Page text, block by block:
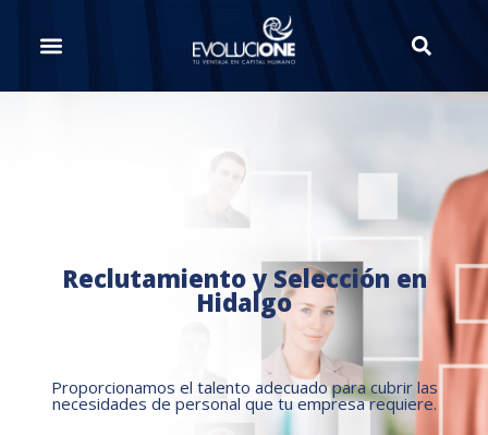
Reclutamiento y Selección en
Hidalgo
Proporcionamos el talento adecuado para cubrir las
necesidades de personal que tu empresa requiere.